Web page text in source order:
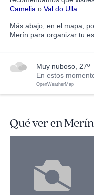
Camelia o Val do Ulla
Más abajo, en el mapa,
Merín para organizar tu
muy nuboso, 27º
En estos
OpenWeatherMap
Qué ver en Merín